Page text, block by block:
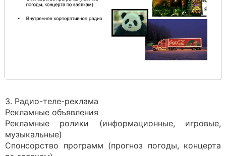
3. Радио-теле-реклама
Рекламные объявления
Рекламные ролики (информационные, игровые,
музыкальные)
Спонсорство программ (прогноз погоды, концерта